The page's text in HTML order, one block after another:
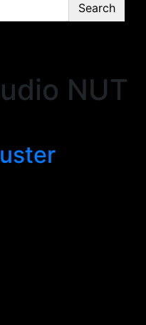
Search
NUT